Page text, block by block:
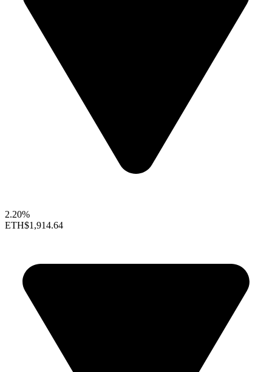
2.20%
ETH$1,914.64